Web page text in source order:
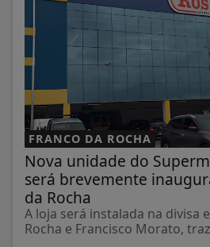
FRANCO DA ROCHA
Nova unidade do
será brevemente
da Rocha
A loja será instalada na divisa
Rocha e Francisco Morato,